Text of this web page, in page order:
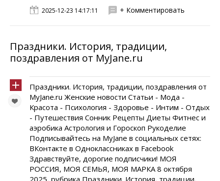
2025-12-23 14:17:11 + Комментировать
Праздники. История, традиции,
поздравления от MyJane.ru
Праздники. История, традиции, поздравления от
MyJane.ru Женские новости Статьи - Мода -
Красота - Психология - Здоровье - Интим - Отдых
- Путешествия Сонник Рецепты Диеты Фитнес и
аэробика Астрология и Гороскоп Рукоделие
Подписывайтесь на MyJane в социальных сетях:
ВКонтакте в Одноклассниках в Facebook
Здравствуйте, дорогие подписчики! МОЯ
РОССИЯ, МОЯ СЕМЬЯ, МОЯ МАРКА 8 октября
2025, рубрика Праздники. История, традиции,